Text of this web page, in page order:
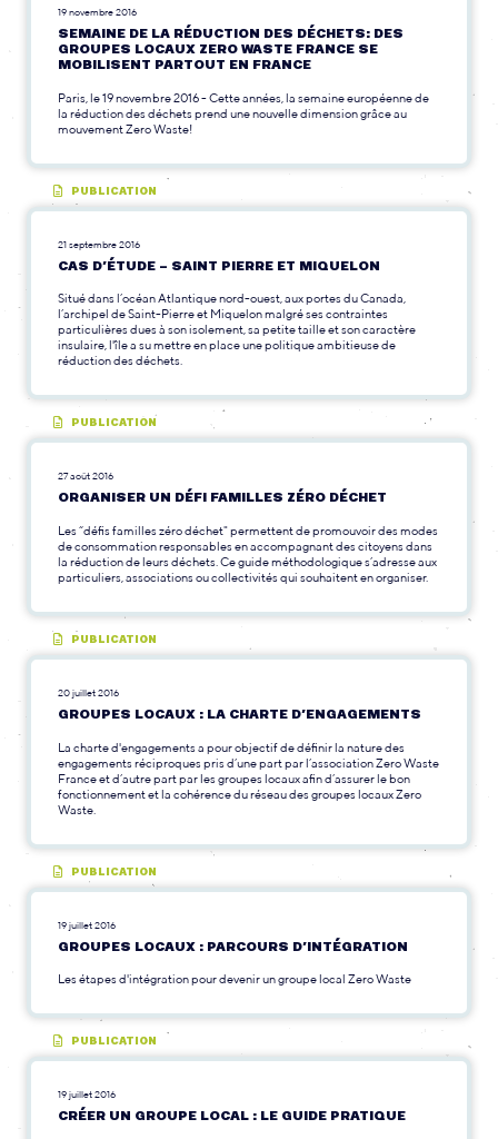
19 novembre 2016
SEMAINE DE LA RÉDUCTION DES DÉCHETS: DES
GROUPES LOCAUX ZERO WASTE FRANCE SE
MOBILISENT PARTOUT EN FRANCE
Paris, le 19 novembre 2016 - Cette années, la semaine européenne de
la réduction des déchets prend une nouvelle dimension grâce au
mouvement Zero Waste!
PUBLICATION
21 septembre 2016
CAS D’ÉTUDE – SAINT PIERRE ET MIQUELON
Situé dans l’océan Atlantique nord-ouest, aux portes du Canada,
l’archipel de Saint-Pierre et Miquelon malgré ses contraintes
particulières dues à son isolement, sa petite taille et son caractère
insulaire, l'île a su mettre en place une politique ambitieuse de
réduction des déchets.
PUBLICATION
27 août 2016
ORGANISER UN DÉFI FAMILLES ZÉRO DÉCHET
Les “défis familles zéro déchet" permettent de promouvoir des modes
de consommation responsables en accompagnant des citoyens dans
la réduction de leurs déchets. Ce guide méthodologique s’adresse aux
particuliers, associations ou collectivités qui souhaitent en organiser.
PUBLICATION
20 juillet 2016
GROUPES LOCAUX : LA CHARTE D’ENGAGEMENTS
La charte d'engagements a pour objectif de définir la nature des
engagements réciproques pris d’une part par l’association Zero Waste
France et d’autre part par les groupes locaux afin d’assurer le bon
fonctionnement et la cohérence du réseau des groupes locaux Zero
Waste.
PUBLICATION
19 juillet 2016
GROUPES LOCAUX : PARCOURS D’INTÉGRATION
Les étapes d'intégration pour devenir un groupe local Zero Waste
PUBLICATION
19 juillet 2016
CRÉER UN GROUPE LOCAL : LE GUIDE PRATIQUE